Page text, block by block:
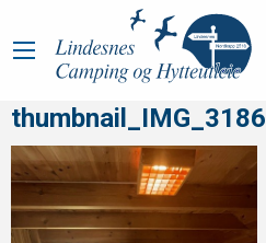
thumbnail_IMG_3186